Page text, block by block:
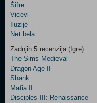
Control
Two
Newsletter
Control
Field
Three
Šifre
Vicevi
Iluzije
Net.bela
Zadnjih 5 recenzija (Igre)
The Sims Medieval
Dragon Age II
Shank
Mafia II
Disciples III: Renaissance